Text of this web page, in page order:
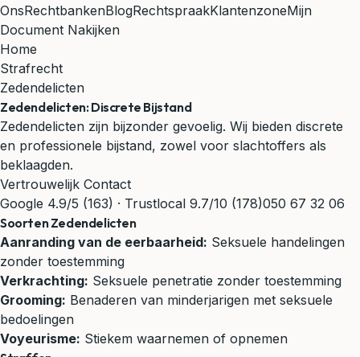
OnsRechtbankenBlogRechtspraakKlantenzoneMijn
Document Nakijken
Home
Strafrecht
Zedendelicten
Zedendelicten: Discrete Bijstand
Zedendelicten zijn bijzonder gevoelig. Wij bieden discrete
en professionele bijstand, zowel voor slachtoffers als
beklaagden.
Vertrouwelijk Contact
Google 4.9/5 (163) · Trustlocal 9.7/10 (178)050 67 32 06
Soorten Zedendelicten
Aanranding van de eerbaarheid: Seksuele handelingen
zonder toestemming
Verkrachting: Seksuele penetratie zonder toestemming
Grooming: Benaderen van minderjarigen met seksuele
bedoelingen
Voyeurisme: Stiekem waarnemen of opnemen